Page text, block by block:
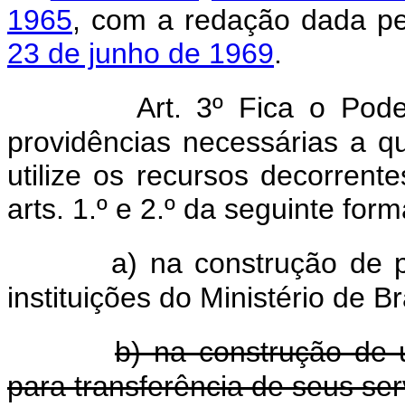
1965, com a redação dada
23 de junho de 1969.
Art. 3º Fica o
providências necessárias a
utilize os recursos
arts. 1.º e 2.º da seguinte
a) na construção de
instituições do Ministério de
b) na construção de
para transferência de seus